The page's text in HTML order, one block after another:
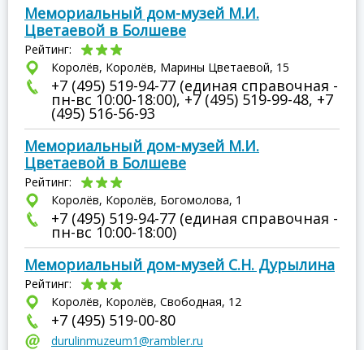
Мемориальный дом-музей М.И.
Цветаевой в Болшеве
Рейтинг:
Королёв, Королёв, Марины Цветаевой, 15
+7 (495) 519-94-77 (единая справочная -
пн-вс 10:00-18:00), +7 (495) 519-99-48, +7
(495) 516-56-93
Мемориальный дом-музей М.И.
Цветаевой в Болшеве
Рейтинг:
Королёв, Королёв, Богомолова, 1
+7 (495) 519-94-77 (единая справочная -
пн-вс 10:00-18:00)
Мемориальный дом-музей С.Н. Дурылина
Рейтинг:
Королёв, Королёв, Свободная, 12
+7 (495) 519-00-80
durulinmuzeum1@rambler.ru